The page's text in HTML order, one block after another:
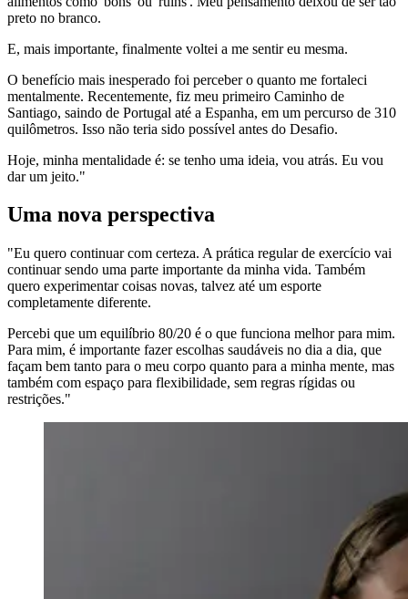
preto no branco.
E, mais importante, finalmente voltei a me sentir eu mesma.
O benefício mais inesperado foi perceber o quanto me fortaleci
mentalmente. Recentemente, fiz meu primeiro Caminho de
Santiago, saindo de Portugal até a Espanha, em um percurso de 310
quilômetros. Isso não teria sido possível antes do Desafio.
Hoje, minha mentalidade é: se tenho uma ideia, vou atrás. Eu vou
dar um jeito."
Uma nova perspectiva
"Eu quero continuar com certeza. A prática regular de exercício vai
continuar sendo uma parte importante da minha vida. Também
quero experimentar coisas novas, talvez até um esporte
completamente diferente.
Percebi que um equilíbrio 80/20 é o que funciona melhor para mim.
Para mim, é importante fazer escolhas saudáveis no dia a dia, que
façam bem tanto para o meu corpo quanto para a minha mente, mas
também com espaço para flexibilidade, sem regras rígidas ou
restrições."